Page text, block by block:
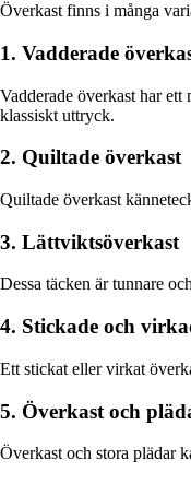
Överkast finns i många
1. Vadderade
Vadderade överkast har
klassiskt uttryck.
2. Quiltade överkast
Quiltade överkast
3. Lättviktsöverkast
Dessa täcken är tunnare
4. Stickade och
Ett stickat eller virkat
5. Överkast och
Överkast och stora plädar